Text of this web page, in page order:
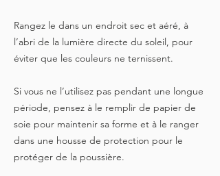
Rangez le dans un endroit sec et aéré, à
l’abri de la lumière directe du soleil, pour
éviter que les couleurs ne ternissent.
Si vous ne l’utilisez pas pendant une longue
période, pensez à le remplir de papier de
soie pour maintenir sa forme et à le ranger
dans une housse de protection pour le
protéger de la poussière.